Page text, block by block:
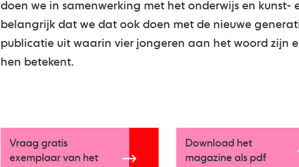
doen we in samenwerking met het onderwijs en kunst-
belangrijk dat we dat ook doen met de nieuwe
publicatie uit waarin vier jongeren aan het woord zijn
hen betekent.
Vraag gratis
exemplaar van het
Download het
magazine als pdf